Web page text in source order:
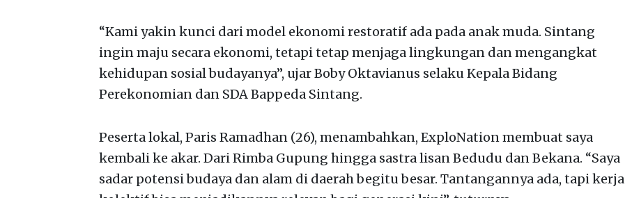
“Kami yakin kunci dari model ekonomi restoratif ada pada anak muda. Sintang
ingin maju secara ekonomi, tetapi tetap menjaga lingkungan dan mengangkat
kehidupan sosial budayanya”, ujar Boby Oktavianus selaku Kepala Bidang
Perekonomian dan SDA Bappeda Sintang.
Peserta lokal, Paris Ramadhan (26), menambahkan, ExploNation membuat saya
kembali ke akar. Dari Rimba Gupung hingga sastra lisan Bedudu dan Bekana. “Saya
sadar potensi budaya dan alam di daerah begitu besar. Tantangannya ada, tapi kerja